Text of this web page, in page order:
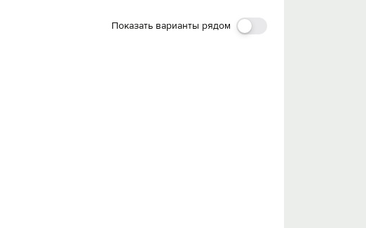
Показать варианты рядом